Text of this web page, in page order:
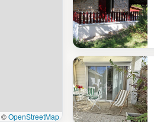
©OpenStreetMap